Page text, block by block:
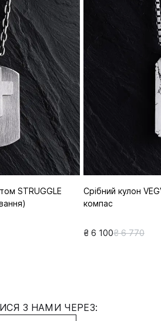
STRUGGLE
Срібний кулон
компас
₴ 6 100₴ 6 770
З НАМИ ЧЕРЕЗ: